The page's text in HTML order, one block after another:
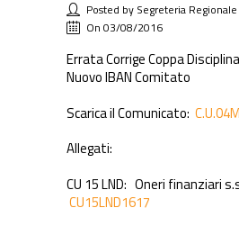
Posted by Segreteria Regionale
On 03/08/2016
Errata Corrige Coppa
Nuovo IBAN Comitato
Scarica il Comunicato:
Allegati:
CU 15 LND: Oneri finanziari
CU15LND1617